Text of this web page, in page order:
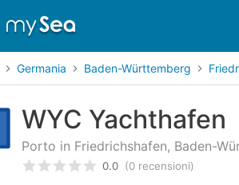
Germania Baden-Württemberg
WYC Yachthafen
Porto in Friedrichshafen, Baden-
Valutato0/5 basata su
0.0 (0 recensioni)